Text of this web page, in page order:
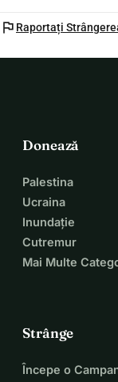
flag Raportați
Donează
Palestina
Ucraina
Inundație
Cutremur
Mai Multe
Strânge
Începe o